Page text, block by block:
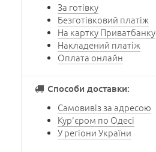
За готівку
Безготівковий платіж
На картку Приватбанку
Накладений платіж
Оплата онлайн
Способи доставки:
Самовивіз за адресою
Кур'єром по Одесі
У регіони України